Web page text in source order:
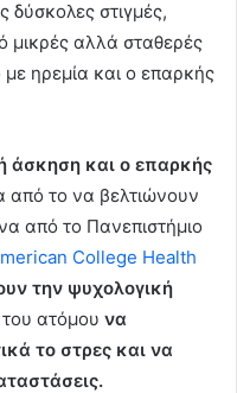
δύσκολες στιγμές,
μικρές αλλά σταθερές
ηρεμία και ο επαρκής
άσκηση και ο επαρκής
από το να βελτιώνουν
από το Πανεπιστήμιο
College Health
την ψυχολογική
ατόμου να
το στρες και να